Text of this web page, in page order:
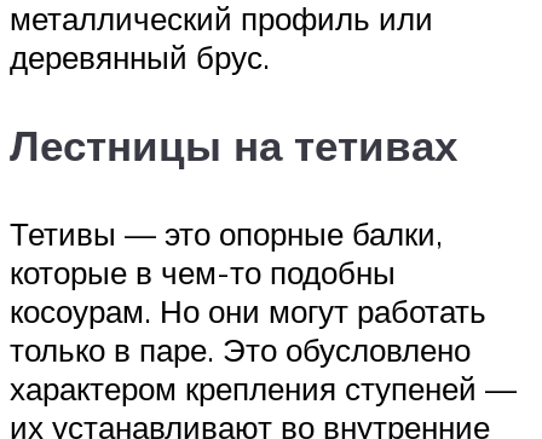
металлический профиль или
деревянный брус.
Лестницы на тетивах
Тетивы — это опорные балки,
которые в чем-то подобны
косоурам. Но они могут работать
только в паре. Это обусловлено
характером крепления ступеней —
их устанавливают во внутренние